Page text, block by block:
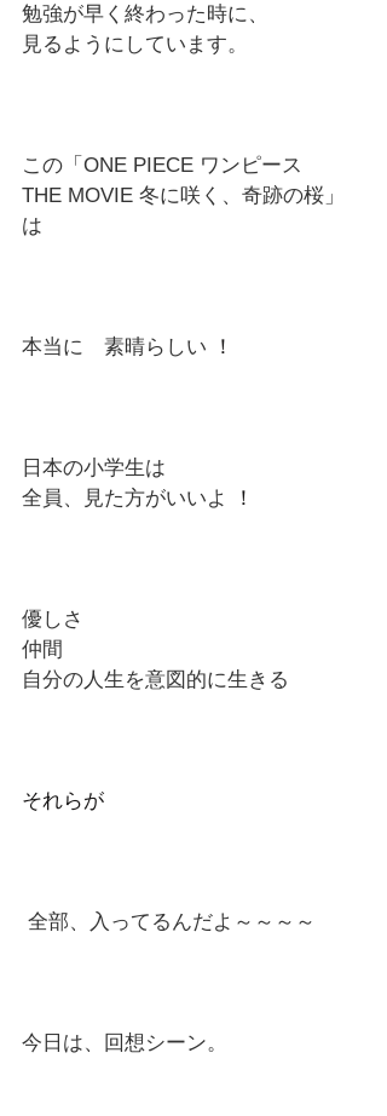
勉強が早く終わった時に、
見るようにしています。
この「ONE PIECE ワンピース
THE MOVIE 冬に咲く、奇跡の桜」
は
本当に　素晴らしい ！
日本の小学生は
全員、見た方がいいよ
！
優しさ
仲間
自分の人生を意図的に生きる
それらが
全部、入ってるんだよ～～～～
今日は、回想シーン。